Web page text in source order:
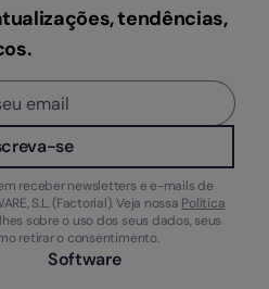
tendências,
se
receber newsletters e e-mails de
S.L. (Factorial). Veja nossa Política
sobre o uso dos seus dados, seus
retirar o consentimento.
Software